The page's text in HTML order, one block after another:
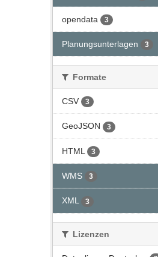
opendata 3
Planungsunterlagen 3
Formate
CSV 3
GeoJSON 3
HTML 3
WMS 3
XML 3
Lizenzen